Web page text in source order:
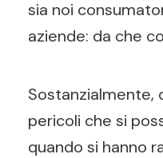
sia noi
aziende: da che
Sostanzialmente,
pericoli che si
quando si hanno